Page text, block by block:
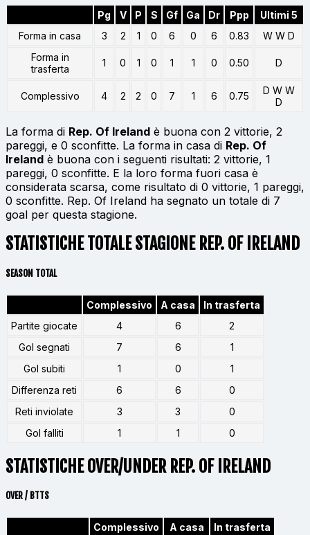
Pg V P S Gf Ga Dr Ppp
Ultimi 5
Forma in casa
3 2 1 0 6 0 6 0.83
W W D
Forma in
trasferta
1 0 1 0 1 1 0 0.50 D
Complessivo 4 2 2 0 7 1 6 0.75
D W W
D
La forma di Rep. Of Ireland è buona con 2 vittorie, 2
pareggi, e 0 sconfitte. La forma in casa di Rep. Of
Ireland è buona con i seguenti risultati: 2 vittorie, 1
pareggi, 0 sconfitte. E la loro forma fuori casa è
considerata scarsa, come risultato di 0 vittorie, 1 pareggi,
0 sconfitte. Rep. Of Ireland ha segnato un totale di 7
goal per questa stagione.
STATISTICHE TOTALE STAGIONE REP. OF IRELAND
SEASON TOTAL
Complessivo A casa
In trasferta
Partite giocate
4 6
2
Gol segnati
7 6
1
Gol subiti
1 0
1
Differenza reti
6 6
0
Reti inviolate
3 3
0
Gol falliti
1 1 0
STATISTICHE OVER/UNDER REP. OF IRELAND
OVER / BTTS
Complessivo A casa In trasferta